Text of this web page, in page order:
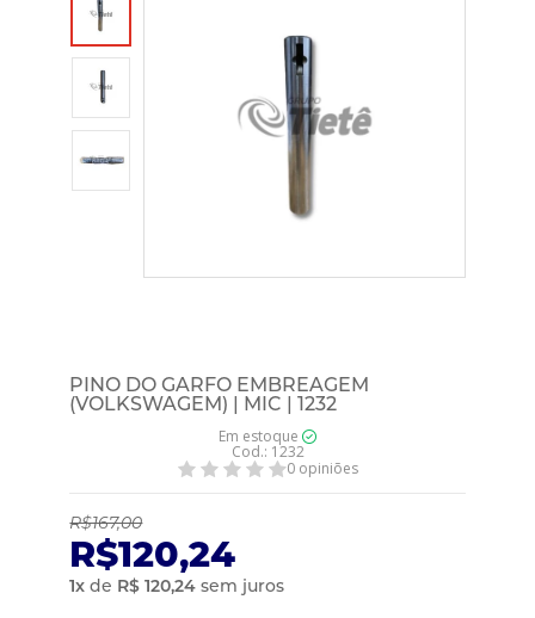
PINO DO GARFO EMBREAGEM
(VOLKSWAGEM) | MIC | 1232
Em estoque
Cod.: 1232
0 opiniões
R$167,00
R$120,24
1x de R$ 120,24 sem juros